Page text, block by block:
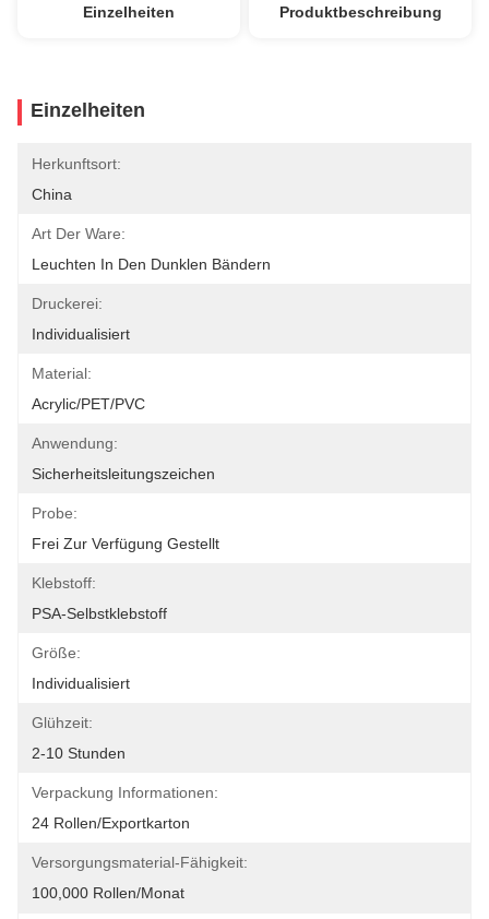
Einzelheiten Produktbeschreibung
Einzelheiten
Herkunftsort:
China
Art Der Ware:
Leuchten In Den Dunklen Bändern
Druckerei:
Individualisiert
Material:
Acrylic/PET/PVC
Anwendung:
Sicherheitsleitungszeichen
Probe:
Frei Zur Verfügung Gestellt
Klebstoff:
PSA-Selbstklebstoff
Größe:
Individualisiert
Glühzeit:
2-10 Stunden
Verpackung Informationen:
24 Rollen/Exportkarton
Versorgungsmaterial-Fähigkeit:
100,000 Rollen/Monat